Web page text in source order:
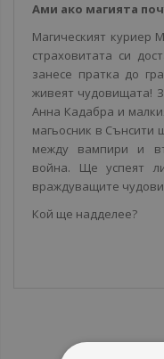
Ами ако магията
Магическият куриер
страховитата си
занесе пратка до
живеят чудовищата!
Анна Кадабра и
магьосник в Сънсити
между вампири и
война. Ще успеят
враждуващите
Кой ще надделее?